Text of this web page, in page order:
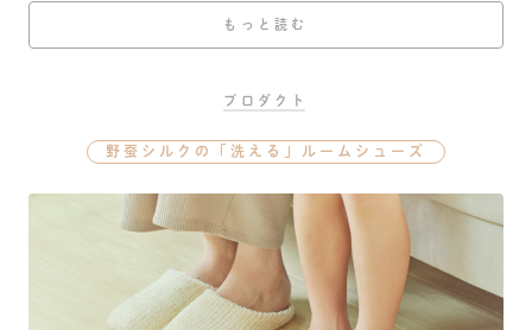
もっと読む
プロダクト
野蚕シルクの「洗える」ルームシューズ